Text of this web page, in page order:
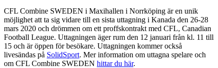
CFL Combine SWEDEN i Maxihallen i Norrköping är en unik
möjlighet att ta sig vidare till en sista uttagning i Kanada den 26-28
mars 2020 och drömmen om ett proffskontrakt med CFL, Canadian
Football League. Uttagningen äger rum den 12 januari från kl. 11 till
15 och är öppen för besökare. Uttagningen kommer också
livesändas på SolidSport. Mer information om uttagna spelare och
om CFL Combine SWEDEN hittar du här.